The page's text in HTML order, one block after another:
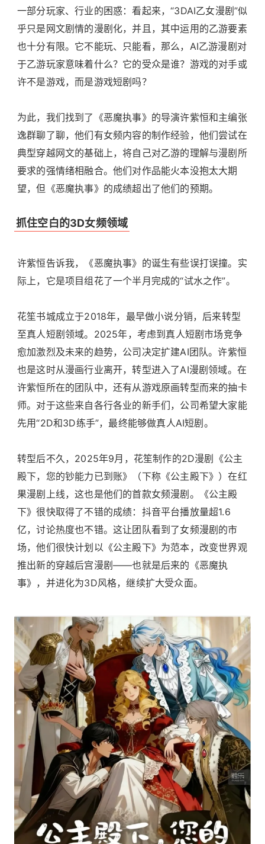
一部分玩家、行业的困惑：看起来，“3DAI乙女漫剧”似
乎只是网文剧情的漫剧化，并且，其中运用的乙游要素
也十分有限。它不能玩、只能看，那么，AI乙游漫剧对
于乙游玩家意味着什么？它的受众是谁？游戏的对手或
许不是游戏，而是游戏短剧吗？
为此，我们找到了《恶魔执事》的导演许紫恒和主编张
逸群聊了聊，他们有女频内容的制作经验，他们尝试在
典型穿越网文的基础上，将自己对乙游的理解与漫剧所
要求的强情绪相融合。他们对作品能火本没抱太大期
望，但《恶魔执事》的成绩超出了他们的预期。
抓住空白的3D女频领域
许紫恒告诉我，《恶魔执事》的诞生有些误打误撞。实
际上，它是项目组花了一个半月完成的“试水之作”。
花笙书城成立于2018年，最早做小说分销，后来转型
至真人短剧领域。2025年，考虑到真人短剧市场竞争
愈加激烈及未来的趋势，公司决定扩建AI团队。许紫恒
也是这时从漫画行业离开，转型进入了AI漫剧领域。在
许紫恒所在的团队中，还有从游戏原画转型而来的抽卡
师。对于这些来自各行各业的新手们，公司希望大家能
先用“2D和3D练手”，最终能够做真人AI短剧。
转型后不久，2025年9月，花笙制作的2D漫剧《公主
殿下，您的钞能力已到账》（下称《公主殿下》）在红
果漫剧上线，这也是他们的首款女频漫剧。《公主殿
下》很快取得了不错的成绩：抖音平台播放量超1.6
亿，讨论热度也不错。这让团队看到了女频漫剧的市
场，他们很快计划以《公主殿下》为范本，改变世界观
推出新的穿越后宫漫剧——也就是后来的《恶魔执
事》，并进化为3D风格，继续扩大受众面。